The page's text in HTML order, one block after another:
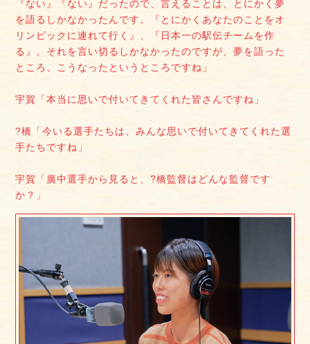
『ない』『ない』だったので、言えることは、とにかく夢
を語るしかなかったんです。『とにかくあなたのことをオ
リンピックに連れて行く』、『日本一の駅伝チームを作
る』。それを言い切るしかなかったのですが、夢を語った
ところ、こうなったというところですね」
宇賀「本当に思いで付いてきてくれた皆さんですね」
?橋「今いる選手たちは、みんな思いで付いてきてくれた選
手たちですね」
宇賀「廣中選手から見ると、?橋監督はどんな監督です
か？」